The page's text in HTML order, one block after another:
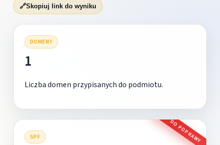
🔗Skopiuj link do wyniku
DOMENY
1
Liczba domen przypisanych do podmiotu.
SPF DO POPRAWY